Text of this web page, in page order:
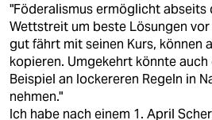
"Föderalismus ermöglicht abseits
Wettstreit um beste Lösungen
gut fährt mit seinen Kurs, können
kopieren. Umgekehrt könnte
Beispiel an lockereren Regeln in
nehmen."
Ich habe nach einem 1. April